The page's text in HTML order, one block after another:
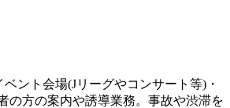
ント会場(Jリーグやコンサート等)・
の方の案内や誘導業務。事故や渋滞を